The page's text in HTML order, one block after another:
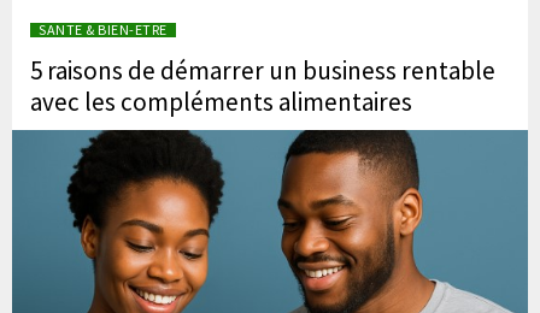
SANTE & BIEN-ETRE
5 raisons de démarrer un business rentable
avec les compléments alimentaires